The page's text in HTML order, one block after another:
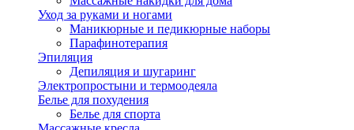
Уход за руками и ногами
Маникюрные и педикюрные наборы
Парафинотерапия
Эпиляция
Депиляция и шугаринг
Электропростыни и термоодеяла
Белье для похудения
Белье для спорта